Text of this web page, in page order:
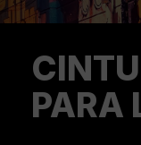
PARA